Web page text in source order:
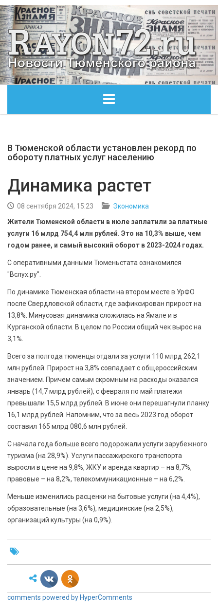
ОБЩЕСТВО
БЕЗОПАСНОСТЬ
СПОРТ
АРХИВ PDF
В Тюменской области установлен рекорд по
обороту платных услуг населению
Динамика растет
08 сентября 2024, 15:23
Экономика
Жители Тюменской области в июле заплатили за платные
услуги 16 млрд 754,4 млн рублей. Это на 10,3% выше, чем
годом ранее, и самый высокий оборот в 2023-2024 годах.
С оперативными данными Тюменьстата ознакомился
"Вслух.ру".
По динамике Тюменская области на втором месте в УрФО
после Свердловской области, где зафиксирован прирост на
13,8%. Минусовая динамика сложилась на Ямале и в
Курганской области. В целом по России общий чек вырос на
3,1%.
Всего за полгода тюменцы отдали за услуги 110 млрд 262,1
млн рублей. Прирост на 3,8% совпадает с общероссийским
значением. Причем самым скромным на расходы оказался
январь (14,7 млрд рублей), с февраля по май платежи
превышали 15,5 млрд рублей. В июне они перешагнули планку
16,1 млрд рублей. Напомним, что за весь 2023 год оборот
составил 165 млрд 080,6 млн рублей.
С начала года больше всего подорожали услуги зарубежного
туризма (на 28,9%). Услуги пассажирского транспорта
выросли в цене на 9,8%, ЖКУ и аренда квартир – на 8,7%,
правовые – на 8,2%, телекоммуникационные – на 6,2%.
Меньше изменились расценки на бытовые услуги (на 4,4%),
образовательные (на 3,6%), медицинские (на 2,5%),
организаций культуры (на 0,9%).
comments powered by HyperComments